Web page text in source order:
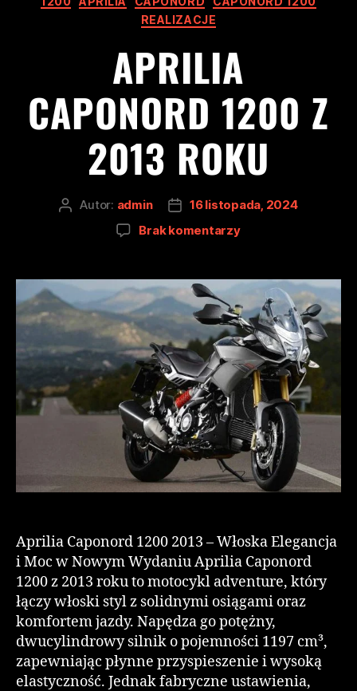
REALIZACJE
APRILIA
CAPONORD 1200 Z
2013 ROKU
Autor: admin
16 listopada, 2024
Brak komentarzy
Aprilia Caponord 1200 2013 – Włoska Elegancja
i Moc w Nowym Wydaniu Aprilia Caponord
1200 z 2013 roku to motocykl adventure, który
łączy włoski styl z solidnymi osiągami oraz
komfortem jazdy. Napędza go potężny,
dwucylindrowy silnik o pojemności 1197 cm³,
zapewniając płynne przyspieszenie i wysoką
elastyczność. Jednak fabryczne ustawienia,